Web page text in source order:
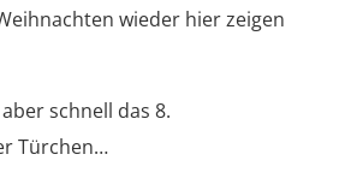
wieder hier zeigen
schnell das 8.
Türchen…